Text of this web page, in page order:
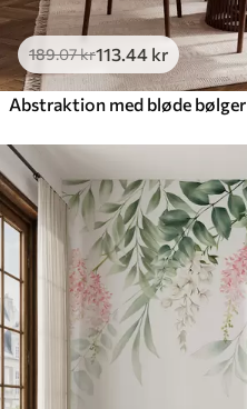
189.07kr113 .44 kr
Abstraktion med bløde bølger